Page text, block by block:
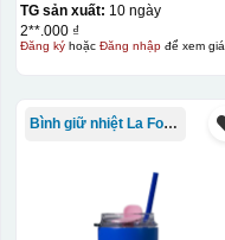
TG sản xuất: 10 ngày
2**.000 ₫
Đăng kýhoặc Đăng nhậpđể xem giá
Bình giữ nhiệt La Fonte